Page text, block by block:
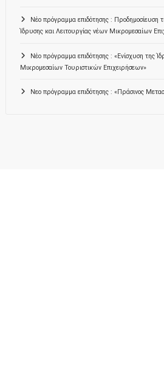
Νέο πρόγραμμα επιδότησης : Προδημοσίευση
Ίδρυσης και Λειτουργίας νέων Μικρομεσαίων
Νέο πρόγραμμα επιδότησης : «Ενίσχυση της
Μικρομεσαίων Τουριστικών Επιχειρήσεων»
Νεο πρόγραμμα επιδότησης : «Πράσινος